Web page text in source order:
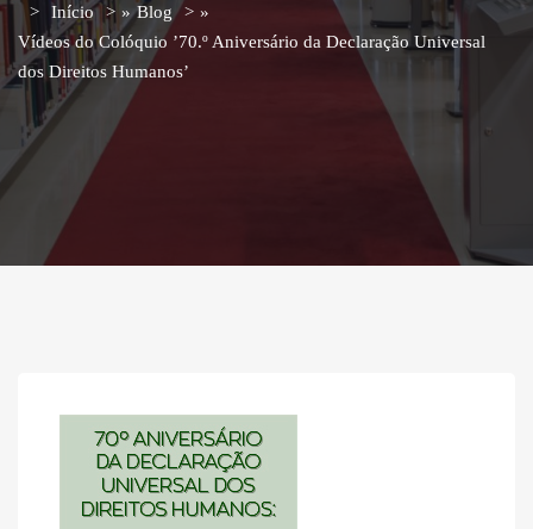
Início » Blog
»
Vídeos do Colóquio ’70.º Aniversário da Declaração Universal
dos Direitos Humanos’